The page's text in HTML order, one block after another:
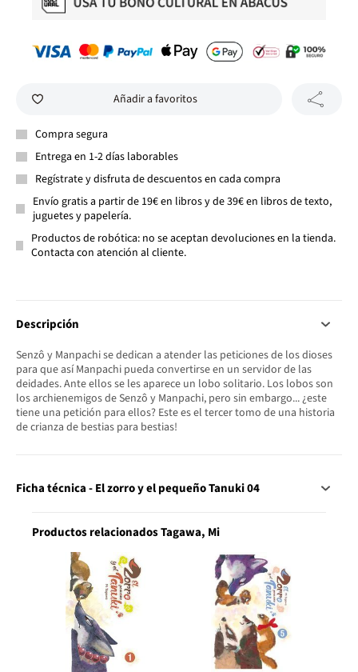
Añadir a favoritos
Compra segura
Entrega en 1-2 días laborables
Regístrate y disfruta de descuentos en cada compra
Envío gratis a partir de 19€ en libros y de 39€ en libros de texto,
juguetes y papelería.
Productos de robótica: no se aceptan devoluciones en la tienda.
Contacta con atención al cliente.
Descripción
Senzô y Manpachi se dedican a atender las peticiones de los dioses
para que así Manpachi pueda convertirse en un servidor de las
deidades. Ante ellos se les aparece un lobo solitario. Los lobos son
los archienemigos de Senzô y Manpachi, pero sin embargo... ¿este
tiene una petición para ellos? Este es el tercer tomo de una historia
de crianza de bestias para bestias!
Ficha técnica - El zorro y el pequeño Tanuki 04
Productos relacionados Tagawa, Mi